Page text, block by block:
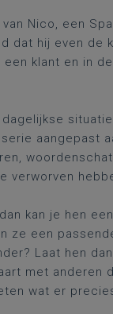
Nico, een
dat hij even de
klant en in
aangepast
verworven
kan je hen
ze een
Laat hen dan
met anderen
wat er